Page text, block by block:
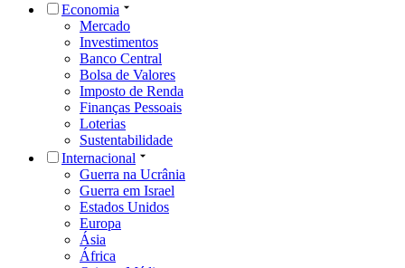
Economia
Mercado
Investimentos
Banco Central
Bolsa de Valores
Imposto de Renda
Finanças Pessoais
Loterias
Sustentabilidade
Internacional
Guerra na Ucrânia
Guerra em Israel
Estados Unidos
Europa
Ásia
África